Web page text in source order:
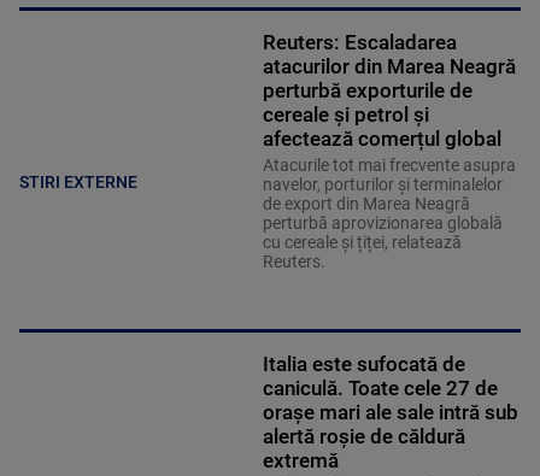
STIRI EXTERNE
Reuters: Escaladarea
atacurilor din Marea Neagră
perturbă exporturile de
cereale și petrol și
afectează comerțul global
Atacurile tot mai frecvente asupra
navelor, porturilor și terminalelor
de export din Marea Neagră
perturbă aprovizionarea globală
cu cereale și țiței, relatează
Reuters.
Italia este sufocată de
caniculă. Toate cele 27 de
oraşe mari ale sale intră sub
alertă roșie de căldură
extremă